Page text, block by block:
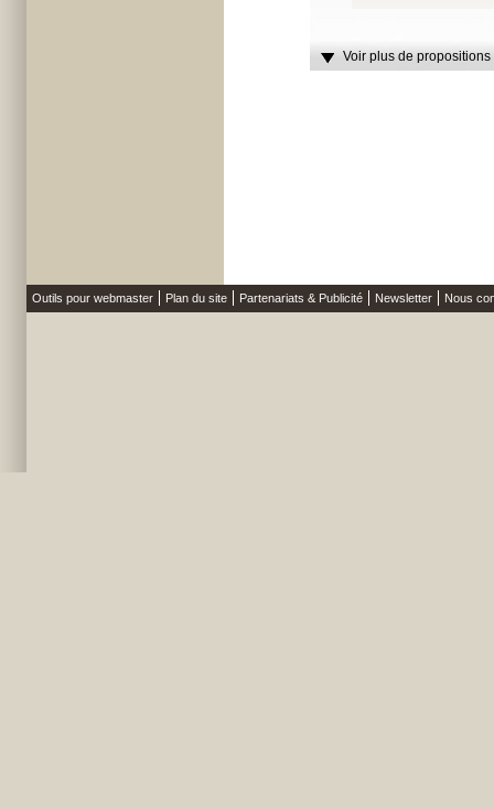
Voir plus de
Outils pour webmaster Plan du site Partenariats & Publicité Newsletter Nous